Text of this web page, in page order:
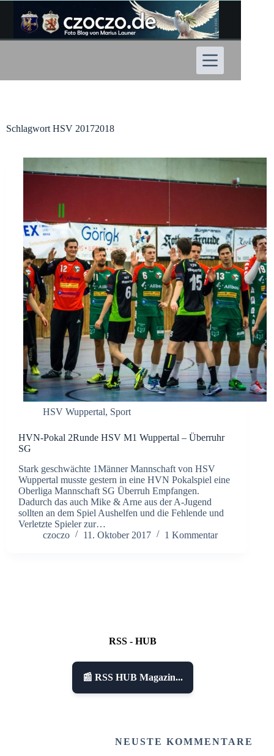
Inhalt
springen
Schlagwort HSV 20172018
HSV Wuppertal, Sport
HVN-Pokal 2Runde HSV M1 Wuppertal – Überruhr
SG
Stark geschwächte 1Männer Mannschaft von HSV
Wuppertal musste gestern in eine HVN Pokalspiel eine
Oberliga Mannschaft SG Überruh Empfangen.
Dadurch das auch Mike & Arne aus der A-Jugend
sollten an dem Spiel Aushelfen und die Fehlende und
Verletzte Spieler zur…
czoczo
11. Oktober 2017 1 Kommentar
RSS - HUB
📰 RSS HUB Magazin...
NEUSTE KOMMENTARE